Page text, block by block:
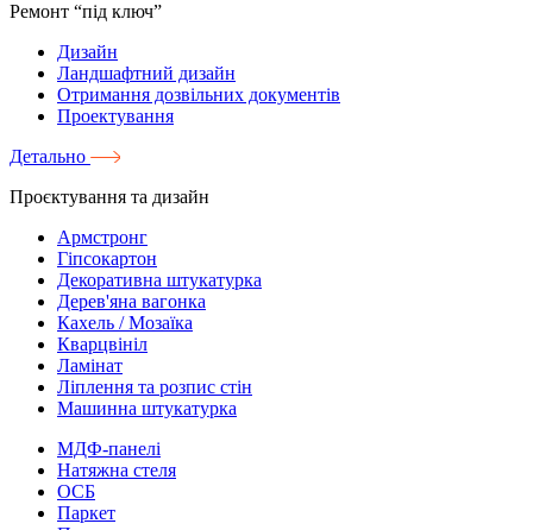
Ремонт “під ключ”
Дизайн
Ландшафтний дизайн
Отримання дозвільних документів
Проектування
Детально
Проєктування та дизайн
Армстронг
Гіпсокартон
Декоративна штукатурка
Дерев'яна вагонка
Кахель / Мозаїка
Кварцвініл
Ламінат
Ліплення та розпис стін
Машинна штукатурка
МДФ-панелі
Натяжна стеля
ОСБ
Паркет